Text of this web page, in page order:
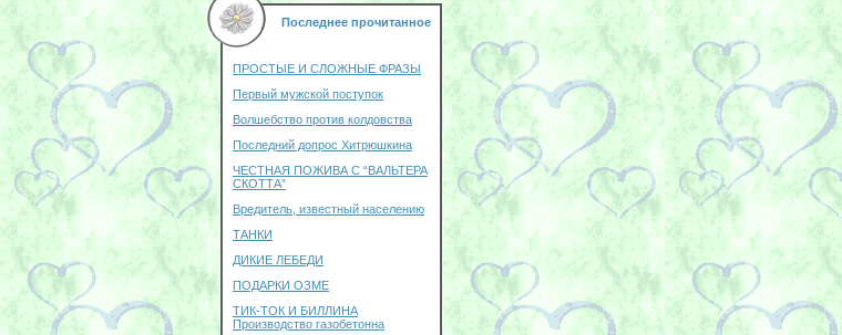
Последнее прочитанное
ПРОСТЫЕ И СЛОЖНЫЕ ФРАЗЫ
Первый мужской поступок
Волшебство против колдовства
Последний допрос Хитрюшкина
ЧЕСТНАЯ ПОЖИВА С “ВАЛЬТЕРА
СКОТТА”
Вредитель, известный населению
ТАНКИ
ДИКИЕ ЛЕБЕДИ
ПОДАРКИ ОЗМЕ
ТИК-ТОК И БИЛЛИНА
Производство газобетонна